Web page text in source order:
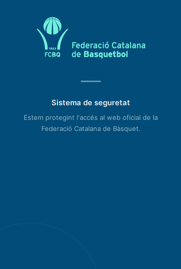
Sistema de seguretat
Estem protegint l'accés al web oficial de la
Federació Catalana de Bàsquet.